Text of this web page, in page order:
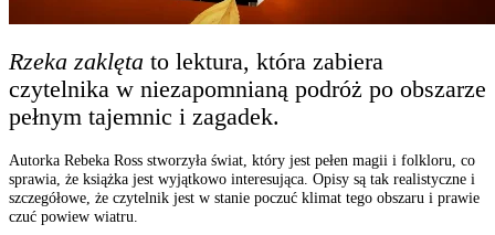
Rzeka zaklęta to lektura, która zabiera
czytelnika w niezapomnianą podróż po obszarze
pełnym tajemnic i zagadek.
Autorka Rebeka Ross stworzyła świat , który jest pełen magii i folkloru, co
sprawia, że książka jest wyjątkowo interesująca. Opisy są tak realistyczne i
szczegółowe, że czytelnik jest w stanie poczuć klimat tego obszaru i prawie
czuć powiew wiatru.